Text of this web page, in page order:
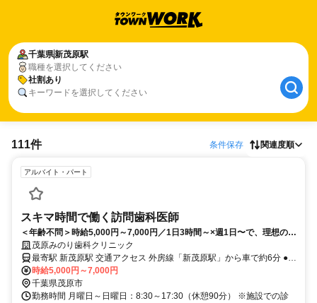
千葉県新茂原駅
職種を選択してください
社割あり
キーワードを選択してください
111件 条件保存 関連度順
アルバイト・パート
スキマ時間で働く訪問歯科医師
＜年齢不問＞時給5,000円～7,000円／1日3時間～×週1日〜で、理想のワ
ークライフバランスを。
茂原みのり歯科クリニック
最寄駅 新茂原駅 交通アクセス 外房線「新茂原駅」から車で約6分 ●車
通勤・バイク通勤可 ●千葉の各施設へ直行直帰！ 千葉県：茂原市およ
び近郊エリア
時給5,000円～7,000円
千葉県茂原市
勤務時間 月曜日～日曜日：8:30～17:30（休憩90分） ※施設での診